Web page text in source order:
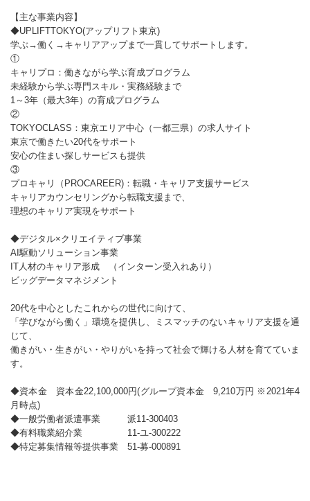
【主な事業内容】
◆UPLIFTTOKYO(アップリフト東京)
学ぶ→働く→キャリアアップまで一貫してサポートします。
①
キャリプロ：働きながら学ぶ育成プログラム
未経験から学ぶ専門スキル・実務経験まで
1～3年（最大3年）の育成プログラム
②
TOKYOCLASS：東京エリア中心（一都三県）の求人サイト
東京で働きたい20代をサポート
安心の住まい探しサービスも提供
③
プロキャリ（PROCAREER)：転職・キャリア支援サービス
キャリアカウンセリングから転職支援まで、
理想のキャリア実現をサポート
◆デジタル×クリエイティブ事業
AI駆動ソリューション事業
IT人材のキャリア形成 （インターン受入れあり）
ビッグデータマネジメント
20代を中心としたこれからの世代に向けて、
「学びながら働く」環境を提供し、ミスマッチのないキャリア支援を通
じて、
働きがい・生きがい・やりがいを持って社会で輝ける人材を育てていま
す。
◆資本金 資本金22,100,000円(グループ資本金 9,210万円 ※2021年4
月時点)
◆一般労働者派遣事業 派11-300403
◆有料職業紹介業 11-ユ-300222
◆特定募集情報等提供事業 51-募-000891